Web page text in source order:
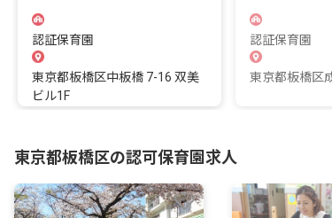
認証保育園
東京都板橋区中板橋 7-16 双美
ビル1F
認証保育園
東京都板橋区
東京都板橋区の認可保育園求人